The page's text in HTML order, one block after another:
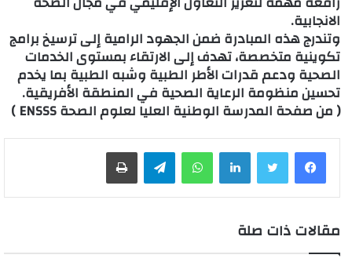
الانجابية.
وتندرج هذه المبادرة ضمن الجهود الرامية إلى ترسيخ برامج
تكوينية متخصصة، تهدف إلى الارتقاء بمستوى الخدمات
الصحية ودعم قدرات الأطر الطبية وشبه الطبية بما يخدم
تحسين منظومة الرعاية الصحية في المنطقة الأفريقية.
( من صفحة المدرسة الوطنية العليا لعلوم الصحة ENSSS )
لينكدإن واتساب
مقالات ذات صلة